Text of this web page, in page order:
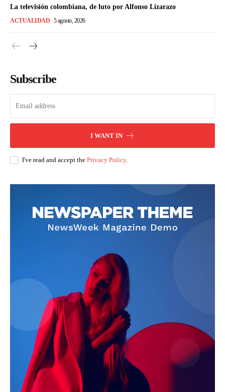
La televisión colombiana, de luto por Alfonso Lizarazo
ACTUALIDAD 5 agosto, 2026
Subscribe
I WANT IN
I've read and accept the Privacy Policy.